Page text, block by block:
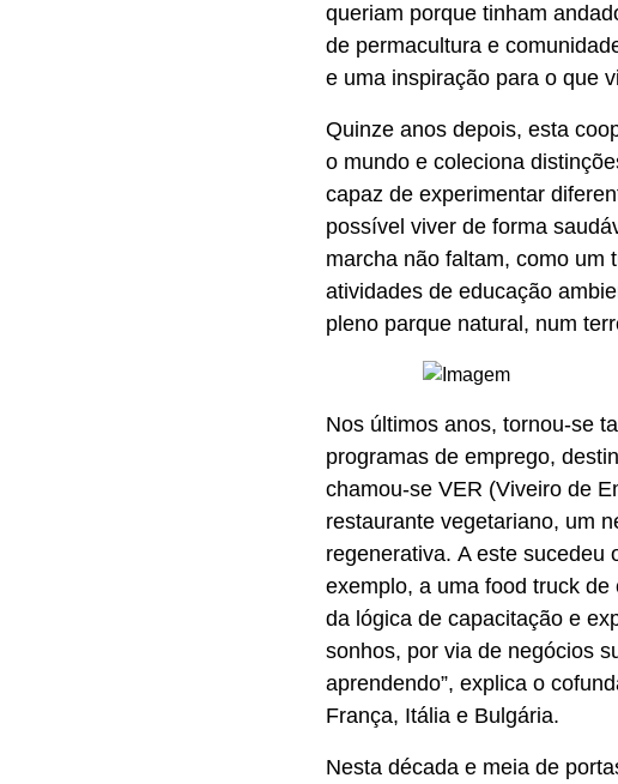
queriam porque tinham
de permacultura e
e uma inspiração para o que
Quinze anos depois, esta
o mundo e coleciona
capaz de experimentar
possível viver de forma
marcha não faltam, como um
atividades de educação
pleno parque natural, num
Nos últimos anos, tornou-se
programas de emprego,
chamou-se VER (Viveiro de
restaurante vegetariano, um
regenerativa. A este sucedeu
exemplo, a uma food truck
da lógica de capacitação e
sonhos, por via de negócios
aprendendo”, explica o
França, Itália e Bulgária.
Nesta década e meia de